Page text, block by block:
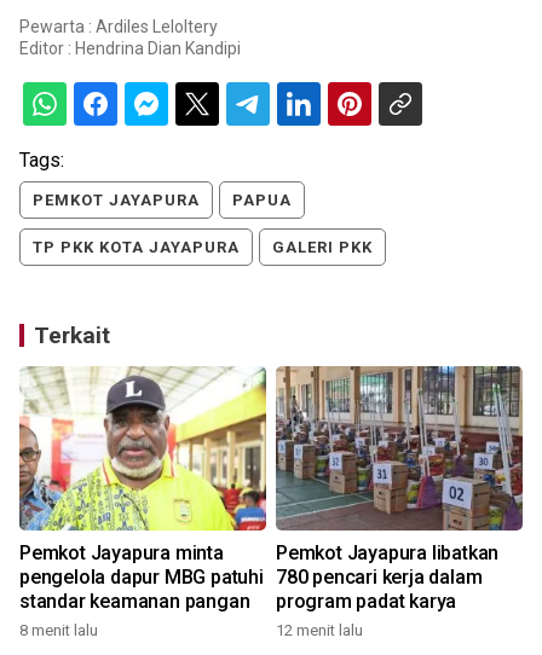
Pewarta : Ardiles Leloltery
Editor : Hendrina Dian Kandipi
Tags:
PEMKOT JAYAPURA PAPUA
TP PKK KOTA JAYAPURA GALERI PKK
Terkait
Pemkot Jayapura minta
pengelola dapur MBG patuhi
standar keamanan pangan
8 menit lalu
Pemkot Jayapura libatkan
780 pencari kerja dalam
program padat karya
12 menit lalu